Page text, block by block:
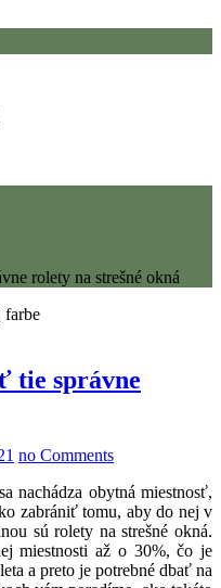
rolety na strešné okná
tie správne
no Comments
nachádza obytná miestnosť,
zabrániť tomu, aby do nej v
sú rolety na strešné okná.
miestnosti až o 30%, čo je
a preto je potrebné dbať na